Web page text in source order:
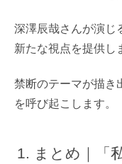
深澤辰哉さんが演じ
新たな視点を提供し
禁断のテーマが描き
を呼び起こします。
まとめ｜「